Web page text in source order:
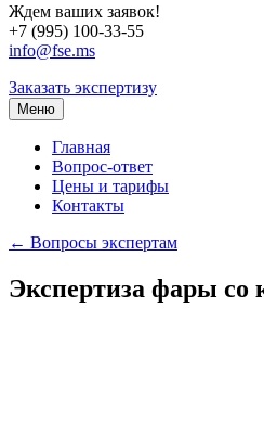
Ждем ваших заявок!
+7 (995) 100-33-55
info@fse.ms
Заказать экспертизу
Меню
Главная
Вопрос-ответ
Цены и тарифы
Контакты
← Вопросы экспертам
Экспертиза фары со